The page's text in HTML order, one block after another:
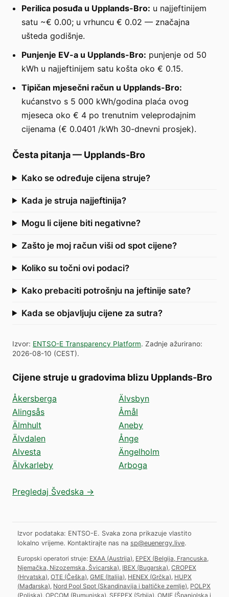
Perilica posuđa u Upplands-Bro: u najjeftinijem
satu ~€ 0.00; u vrhuncu € 0.02 — značajna
ušteda godišnje.
Punjenje EV-a u Upplands-Bro: punjenje od 50
kWh u najjeftinijem satu košta oko € 0.15.
Tipičan mjesečni račun u Upplands-Bro:
kućanstvo s 5 000 kWh/godina plaća ovog
mjeseca oko € 4 po trenutnim veleprodajnim
cijenama (€ 0.0401 /kWh 30-dnevni prosjek).
Česta pitanja— Upplands-Bro
Kako se određuje cijena struje?
Kada je struja najjeftinija?
Mogu li cijene biti negativne?
Zašto je moj račun viši od spot cijene?
Koliko su točni ovi podaci?
Kako prebaciti potrošnju na jeftinije sate?
Kada se objavljuju cijene za sutra?
Izvor: ENTSO-E Transparency Platform. Zadnje ažurirano:
2026-08-10 (CEST).
Cijene struje u gradovima blizu Upplands-Bro
Åkersberga
Alingsås
Älmhult
Älvdalen
Alvesta
Älvkarleby
Älvsbyn
Åmål
Aneby
Ånge
Ängelholm
Arboga
Pregledaj Švedska →
Izvor podataka: ENTSO-E. Svaka zona prikazuje vlastito
lokalno vrijeme. Kontaktirajte nas na sp@euenergy.live.
Europski operatori struje: EXAA (Austrija) EPEX (Belgija, Francuska,
Njemačka, Nizozemska, Švicarska) IBEX (Bugarska) CROPEX
(Hrvatska) OTE (Češka) GME (Italija) HENEX (Grčka) HUPX
(Mađarska) Nord Pool Spot (Skandinavija i baltičke zemlje) POLPX
(Poljska) OPCOM (Rumunjska) SEEPEX (Srbija) OMIE (Španjolska i